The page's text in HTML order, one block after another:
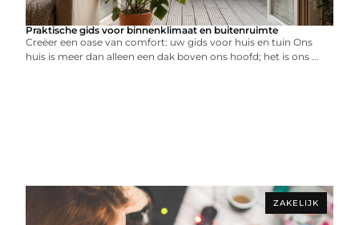
Praktische gids voor binnenklimaat en buitenruimte
Creëer een oase van comfort: uw gids voor huis en tuin Ons
huis is meer dan alleen een dak boven ons hoofd; het is ons ...
ZAKELIJK